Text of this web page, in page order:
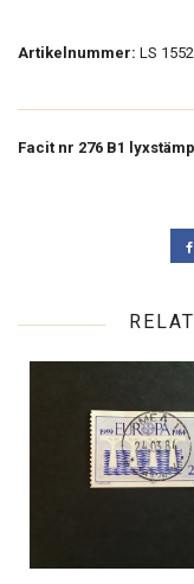
Artikelnummer: LS
Facit nr 276 B1